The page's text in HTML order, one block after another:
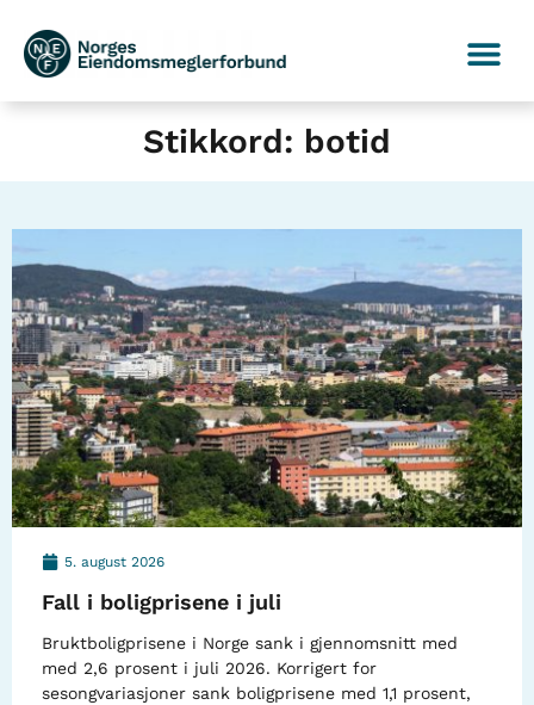
Stikkord: botid
5. august 2026
Fall i boligprisene i juli
Bruktboligprisene i Norge sank i gjennomsnitt med
med 2,6 prosent i juli 2026. Korrigert for
sesongvariasjoner sank boligprisene med 1,1 prosent,